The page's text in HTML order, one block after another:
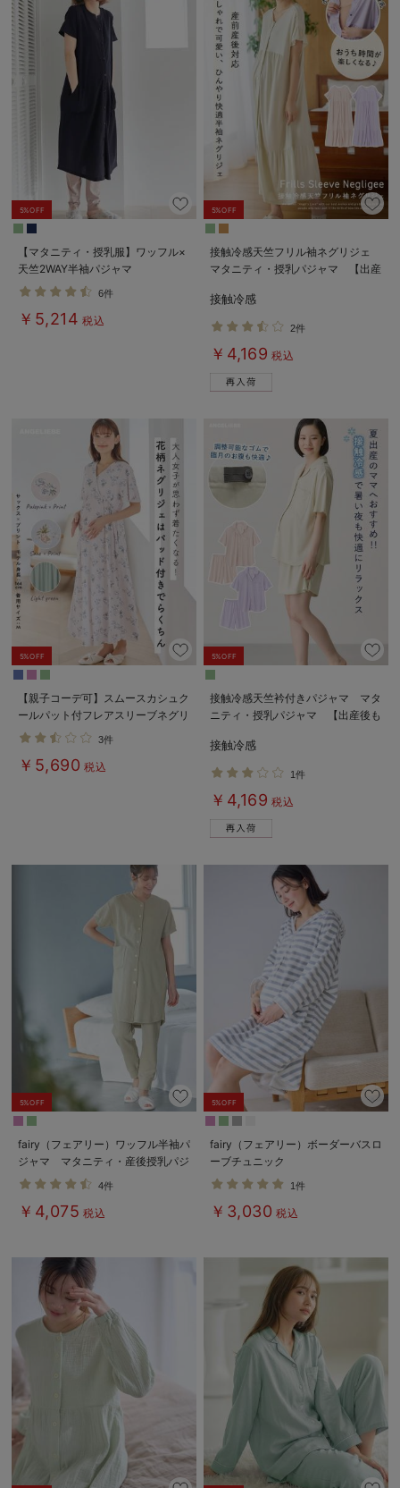
5%OFF
【マタニティ・授乳服】ワッフル×
天竺2WAY半袖パジャマ
6件
￥5,214 税込
5%OFF
接触冷感天竺フリル袖ネグリジェ
マタニティ・授乳パジャマ 【出産
Rosemadame（ローズマダム）
接触冷感
2件
￥4,169 税込
5%OFF
【親子コーデ可】スムースカシュク
ールパット付フレアスリーブネグリ
ジェ マタニティ・産後授乳服【出
産後も長く着れる】
3件
￥5,690 税込
5%OFF
接触冷感天竺衿付きパジャマ マタ
ニティ・授乳パジャマ 【出産後も
ズマダム）
接触冷感
1件
￥4,169 税込
5%OFF
fairy（フェアリー）ワッフル半袖パ
ジャマ マタニティ・産後授乳パジ
ャマ【出産後も長く使える】
4件
￥4,075 税込
5%OFF
fairy（フェアリー）ボーダーバスロ
ーブチュニック
1件
￥3,030 税込